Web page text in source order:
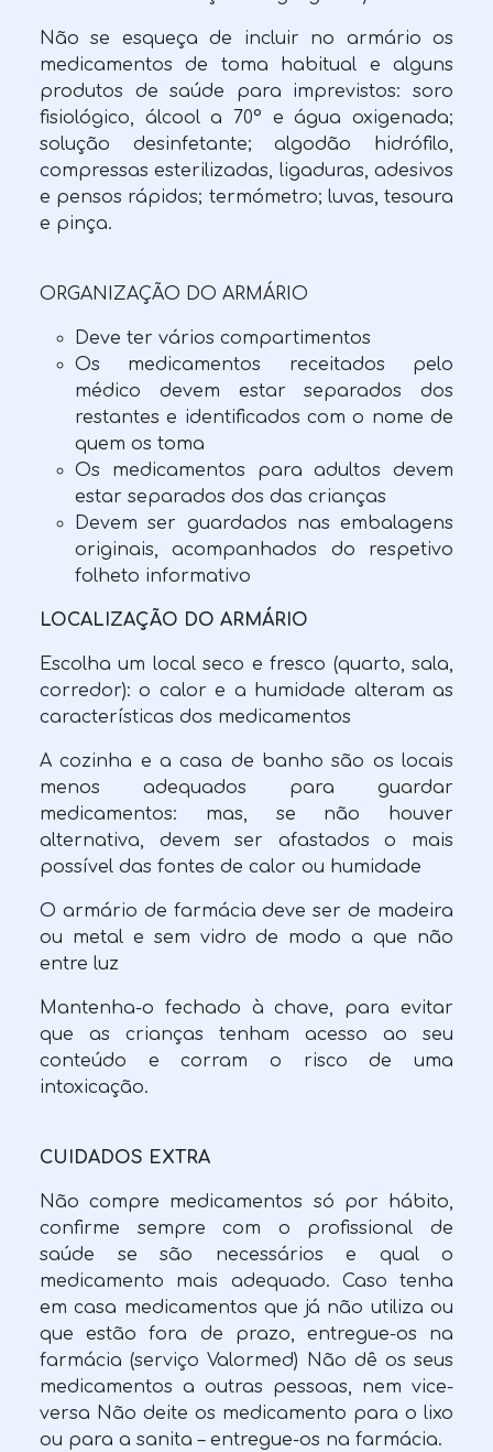
Não se esqueça de incluir no armário os
medicamentos de toma habitual e alguns
produtos de saúde para imprevistos: soro
fisiológico, álcool a 70° e água oxigenada;
solução desinfetante; algodão hidrófilo,
compressas esterilizadas, ligaduras, adesivos
e pensos rápidos; termómetro; luvas, tesoura
e pinça.
ORGANIZAÇÃO DO ARMÁRIO
Deve ter vários compartimentos
Os medicamentos receitados pelo
médico devem estar separados dos
restantes e identificados com o nome de
quem os toma
Os medicamentos para adultos devem
estar separados dos das crianças
Devem ser guardados nas embalagens
originais, acompanhados do respetivo
folheto informativo
LOCALIZAÇÃO DO ARMÁRIO
Escolha um local seco e fresco (quarto, sala,
corredor): o calor e a humidade alteram as
características dos medicamentos
A cozinha e a casa de banho são os locais
menos adequados para guardar
medicamentos: mas, se não houver
alternativa, devem ser afastados o mais
possível das fontes de calor ou humidade
O armário de farmácia deve ser de madeira
ou metal e sem vidro de modo a que não
entre luz
Mantenha-o fechado à chave, para evitar
que as crianças tenham acesso ao seu
conteúdo e corram o risco de uma
intoxicação.
CUIDADOS EXTRA
Não compre medicamentos só por hábito,
confirme sempre com o profissional de
saúde se são necessários e qual o
medicamento mais adequado. Caso tenha
em casa medicamentos que já não utiliza ou
que estão fora de prazo, entregue-os na
farmácia (serviço Valormed) Não dê os seus
medicamentos a outras pessoas, nem vice-
versa Não deite os medicamento para o lixo
ou para a sanita – entregue-os na farmácia.